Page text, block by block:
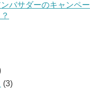
バサダーのキャンペー
(3)